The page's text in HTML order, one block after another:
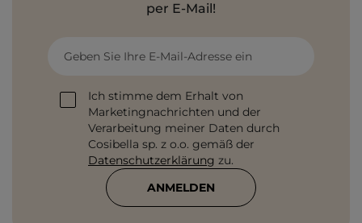
per E-Mail!
Geben Sie Ihre E-Mail-Adresse ein
Ich stimme dem Erhalt von
Marketingnachrichten und der
Verarbeitung meiner Daten durch
Cosibella sp. z o.o. gemäß der
Datenschutzerklärung zu.
ANMELDEN